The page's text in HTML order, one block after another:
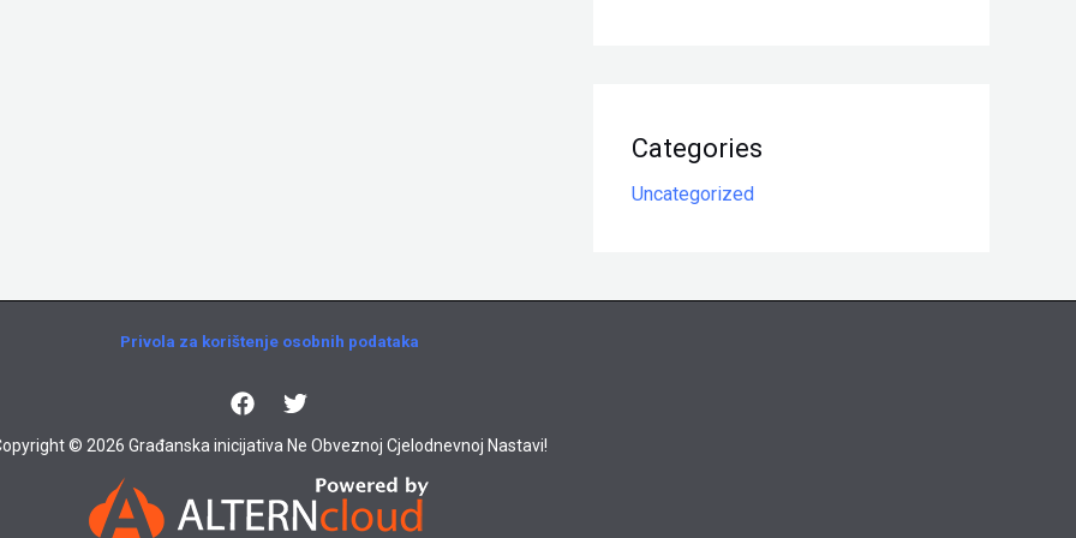
Categories
Uncategorized
Privola za korištenje osobnih podataka
© 2026 Građanska inicijativa Ne Obveznoj Cjelodnevnoj Nastavi!